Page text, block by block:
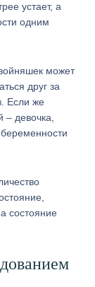
устает, а
одним
может
друг за
Если же
девочка,
состояние